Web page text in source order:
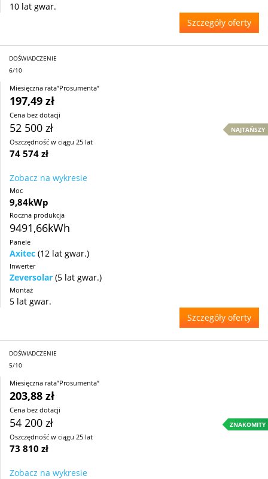
10 lat gwar.
Szczegóły oferty
DOŚWIADCZENIE
6/10
Miesięczna rata”Prosumenta”
197,49 zł
Cena bez dotacji
52 500 zł NAJTAŃSZY
Oszczędność w ciągu 25 lat
74 574 zł
Zobacz na wykresie
Moc
9,84kWp
Roczna produkcja
9491,66kWh
Panele
Axitec (12 lat gwar.)
Inwerter
Zeversolar (5 lat gwar.)
Montaż
5 lat gwar.
Szczegóły oferty
DOŚWIADCZENIE
5/10
Miesięczna rata”Prosumenta”
203,88 zł
Cena bez dotacji
54 200 zł ZNAKOMITY
Oszczędność w ciągu 25 lat
73 810 zł
Zobacz na wykresie